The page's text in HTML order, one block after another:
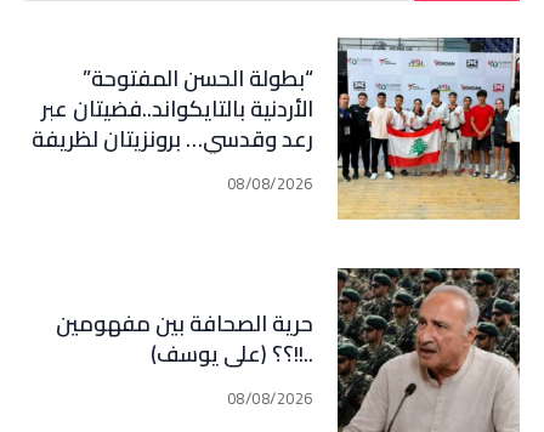
“بطولة الحسن المفتوحة”
الأردنية بالتايكواند..فضيتان عبر
رعد وقدسي… برونزيتان لظريفة
وأبي هيلا
08/08/2026
حرية الصحافة بين مفهومين
..!!؟؟ (علي يوسف)
08/08/2026